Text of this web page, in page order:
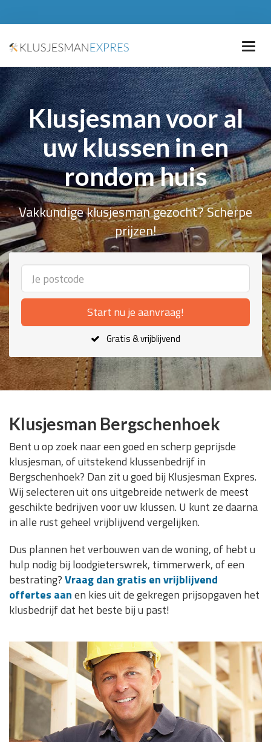
Klusjesman voor al
uw klussen in en
rondom huis
Vakkundige klusjesman gezocht? Scherpe
prijzen!
Start nu je aanvraag!
Gratis & vrijblijvend
Klusjesman Bergschenhoek
Bent u op zoek naar een goed en scherp geprijsde
klusjesman, of uitstekend klussenbedrijf in
Bergschenhoek? Dan zit u goed bij Klusjesman Expres.
Wij selecteren uit ons uitgebreide netwerk de meest
geschikte bedrijven voor uw klussen. U kunt ze daarna
in alle rust geheel vrijblijvend vergelijken.
Dus plannen het verbouwen van de woning, of hebt u
hulp nodig bij loodgieterswrek, timmerwerk, of een
bestrating?Vraag dan gratis en vrijblijvend
offertes aanen kies uit de gekregen prijsopgaven het
klusbedrijf dat het beste bij u past!